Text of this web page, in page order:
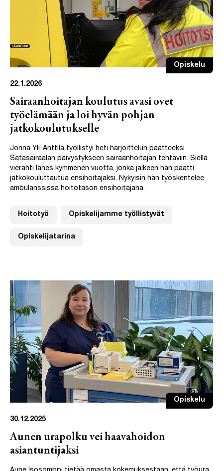
Opiskelu
22.1.2026
Sairaanhoitajan koulutus avasi ovet
työelämään ja loi hyvän pohjan
jatkokoulutukselle
Jonna Yli-Anttila työllistyi heti harjoittelun päätteeksi
Satasairaalan päivystykseen sairaanhoitajan tehtäviin. Siellä
vierähti lähes kymmenen vuotta, jonka jälkeen hän päätti
jatkokouluttautua ensihoitajaksi. Nykyisin hän työskentelee
ambulanssissa hoitotason ensihoitajana.
Hoitotyö Opiskelijamme työllistyvät
Opiskelijatarina
Opiskelu
30.12.2025
Aunen urapolku vei haavahoidon
asiantuntijaksi